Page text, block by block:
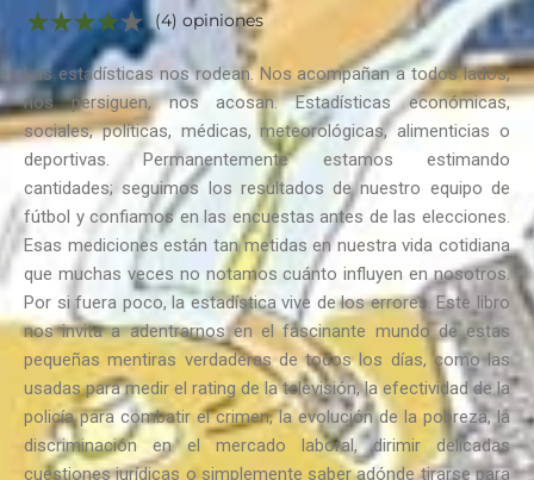
(4) opiniones
Las estadísticas nos rodean. Nos acompañan a todos lados,
nos persiguen, nos acosan. Estadísticas económicas,
sociales, políticas, médicas, meteorológicas, alimenticias o
deportivas. Permanentemente estamos estimando
cantidades; seguimos los resultados de nuestro equipo de
fútbol y confiamos en las encuestas antes de las elecciones.
Esas mediciones están tan metidas en nuestra vida cotidiana
que muchas veces no notamos cuánto influyen en nosotros.
Por si fuera poco, la estadística vive de los errores. Este libro
nos invita a adentrarnos en el fascinante mundo de estas
pequeñas mentiras verdaderas de todos los días, como las
usadas para medir el rating de la televisión, la efectividad de la
policía para combatir el crimen, la evolución de la pobreza, la
discriminación en el mercado laboral, dirimir delicadas
cuestiones jurídicas o simplemente saber adónde tirarse para